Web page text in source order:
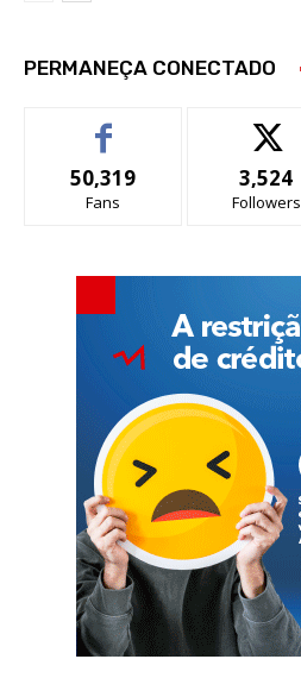
PERMANEÇA CONECTADO
50,319
Fans
3,524
Followers